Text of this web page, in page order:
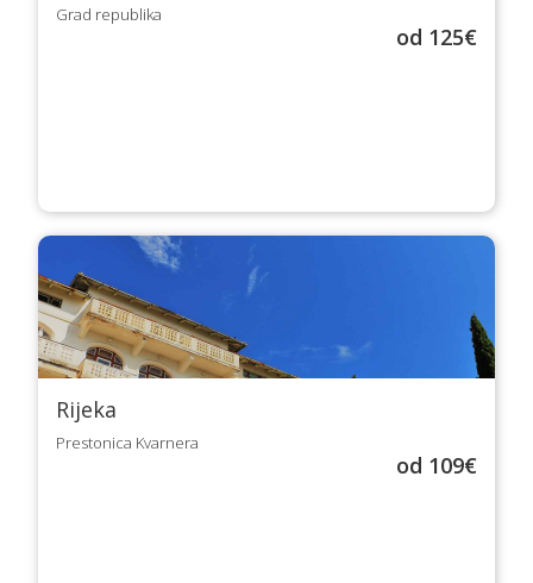
Grad republika
od 125€
Rijeka
Prestonica Kvarnera
od 109€